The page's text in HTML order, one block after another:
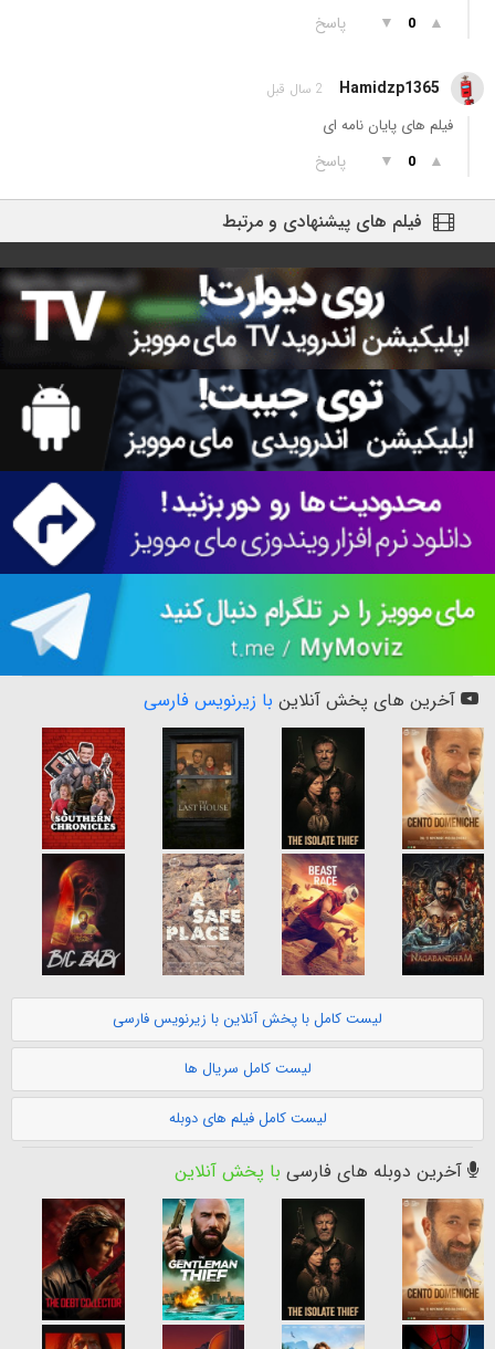
▲
0
▼ پاسخ
Hamidzp1365 2 سال قبل
فیلم های پایان نامه ای
▲
0
▼ پاسخ
فیلم های پیشنهادی و مرتبط
آخرین های پخش آنلاین با زیرنویس فارسی
لیست کامل با پخش آنلاین با زیرنویس فارسی
لیست کامل سریال ها
لیست کامل فیلم های دوبله
آخرین دوبله های فارسی با پخش آنلاین